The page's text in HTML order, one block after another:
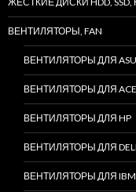
ВЕНТИЛЯТОРЫ, FAN
ВЕНТИЛЯТОРЫ ДЛЯ
ВЕНТИЛЯТОРЫ ДЛЯ
ВЕНТИЛЯТОРЫ ДЛЯ HP
ВЕНТИЛЯТОРЫ ДЛЯ
ВЕНТИЛЯТОРЫ ДЛЯ